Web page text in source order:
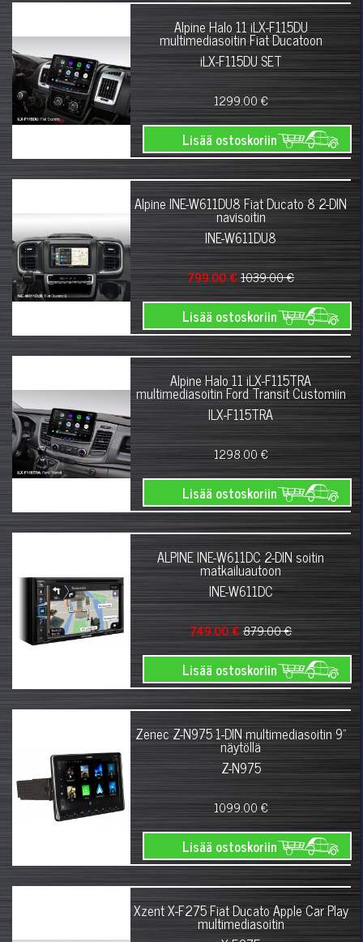
Alpine Halo 11 iLX-F115DU
multimediasoitin Fiat Ducatoon
iLX-F115DU SET
1299.00 €
Lisää ostoskoriin
Alpine INE-W611DU8 Fiat Ducato 8 2-DIN
navisoitin
INE-W611DU8
799.00 €1039.00 €
Lisää ostoskoriin
Alpine Halo 11 iLX-F115TRA
multimediasoitin Ford Transit Customiin
ILX-F115TRA
1298.00 €
Lisää ostoskoriin
ALPINE INE-W611DC 2-DIN soitin
matkailuautoon
INE-W611DC
749.00 €879.00 €
Lisää ostoskoriin
Zenec Z-N975 1-DIN multimediasoitin 9"
näytöllä
Z-N975
1099.00 €
Lisää ostoskoriin
Xzent X-F275 Fiat Ducato Apple Car Play
multimediasoitin